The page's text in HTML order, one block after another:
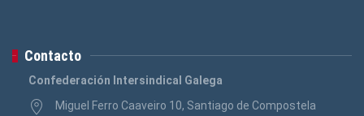
Contacto
Confederación Intersindical Galega
Miguel Ferro Caaveiro 10, Santiago de Compostela